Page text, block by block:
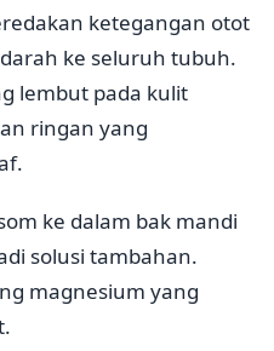
ketegangan otot
ke seluruh tubuh.
lembut pada kulit
ringan yang
ke dalam bak mandi
solusi tambahan.
magnesium yang